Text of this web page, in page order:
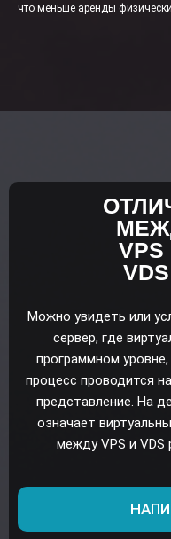
что меньше аренды
Можно увидеть или
сервер, где
программном
процесс проводится
представление. На
означает
между VPS и VDS